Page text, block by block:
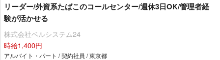
リーダー/外資系たばこのコールセンター/週休3日OK/管理者経
験が活かせる
株式会社ベルシステム24
時給1,400円
アルバイト・パート / 契約社員 / 東京都